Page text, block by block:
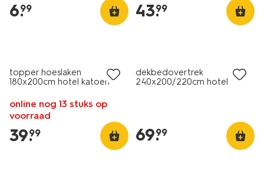
6.
99 43.
99
topper hoeslaken
180x200cm hotel katoen
online nog 13 stuks op
voorraad
39.
99
dekbedovertrek
240x200/220cm hotel
69.
99